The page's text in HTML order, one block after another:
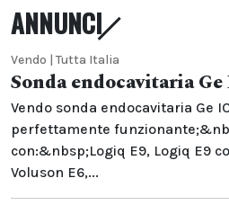
ANNUNCI
Vendo | Tutta Italia
Sonda endocavitaria
Vendo sonda endocavitaria Ge
perfettamente
con:&nbsp;Logiq E9, Logiq E9
Voluson E6,...